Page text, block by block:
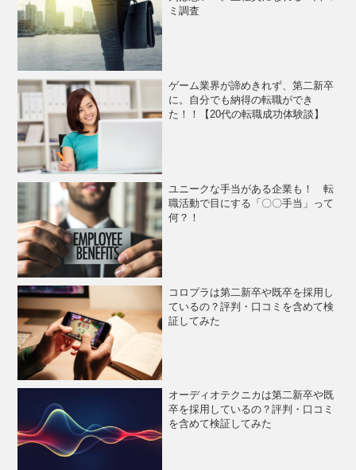
ミ調査
ゲーム業界が諦めきれず、第二新卒
に。自分でも納得の転職ができ
た！！【20代の転職成功体験談】
ユニークな手当がある企業も！ 転
職活動で目にする「〇〇手当」って
何？！
コロプラは第二新卒や既卒を採用し
ているの？評判・口コミを含めて検
証してみた
オーディオテクニカは第二新卒や既
卒を採用しているの？評判・口コミ
を含めて検証してみた